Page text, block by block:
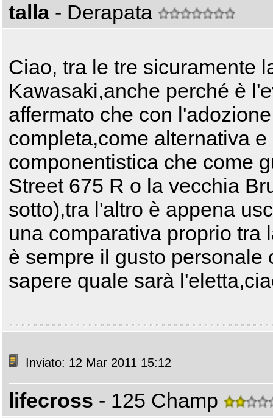
talla - Derapata
Ciao, tra le tre sicuramente
Kawasaki,anche perché è
affermato che con
completa,come alternativa
componentistica che come
Street 675 R o la vecchia
sotto),tra l'altro è appena
una comparativa proprio tra
è sempre il gusto
sapere quale sarà
Inviato: 12 Mar 2011 15:12
lifecross - 125 Champ